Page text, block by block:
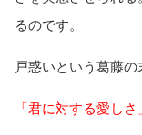
るのです。
戸惑いという葛藤
「君に対する愛しさ」